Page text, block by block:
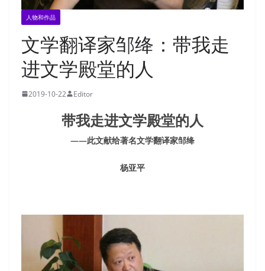
人物和作品
文学翻译家邹绛：带我走
进文学殿堂的人
2019-10-22 Editor
带我走进文学殿堂的人
——此文献给著名文学翻译家邹绛
杨亚平